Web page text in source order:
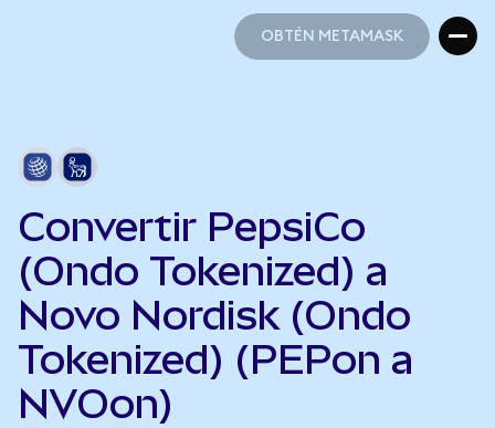
OBTÉN METAMASK
Convertir PepsiCo
(Ondo Tokenized) a
Novo Nordisk (Ondo
Tokenized) (PEPon a
NVOon)